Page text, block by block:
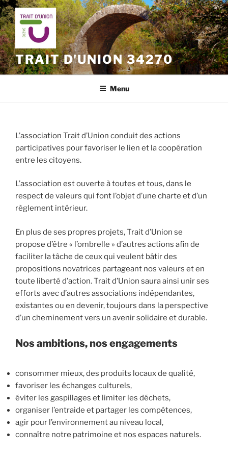
Aller
au
contenu
principal
TRAIT D'UNION 34270
Menu
L’association Trait d’Union conduit des actions
participatives pour favoriser le lien et la coopération
entre les citoyens.
L’association est ouverte à toutes et tous, dans le
respect de valeurs qui font l’objet d’une charte et d’un
règlement intérieur.
En plus de ses propres projets, Trait d’Union se
propose d’être « l’ombrelle » d’autres actions afin de
faciliter la tâche de ceux qui veulent bâtir des
propositions novatrices partageant nos valeurs et en
toute liberté d’action. Trait d’Union saura ainsi unir ses
efforts avec d’autres associations indépendantes,
existantes ou en devenir, toujours dans la perspective
d’un cheminement vers un avenir solidaire et durable.
Nos ambitions, nos engagements
consommer mieux, des produits locaux de qualité,
favoriser les échanges culturels,
éviter les gaspillages et limiter les déchets,
organiser l’entraide et partager les compétences,
agir pour l’environnement au niveau local,
connaître notre patrimoine et nos espaces naturels.